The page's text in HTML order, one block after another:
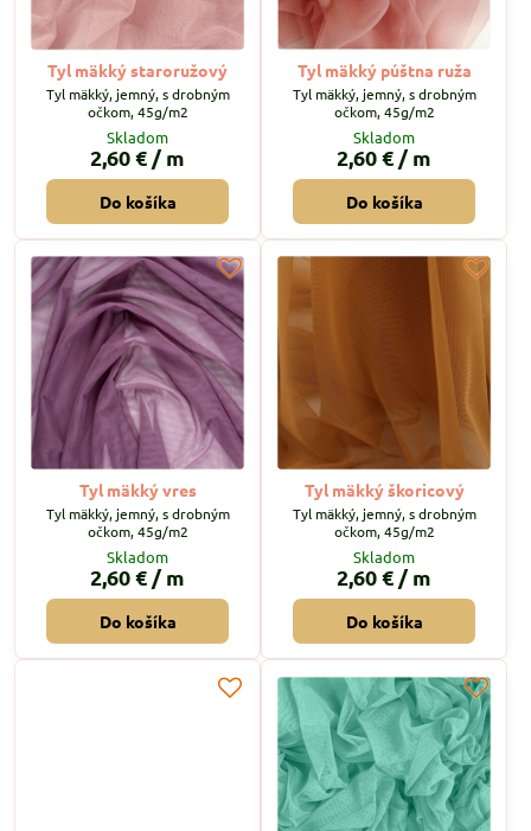
Tyl mäkký staroružový
Tyl mäkký, jemný, s drobným
očkom, 45g/m2
Skladom
2,60 € / m
Do košíka
Tyl mäkký púštna ruža
Tyl mäkký, jemný, s drobným
očkom, 45g/m2
Skladom
2,60 € / m
Do košíka
Tyl mäkký vres
Tyl mäkký, jemný, s drobným
očkom, 45g/m2
Skladom
2,60 € / m
Do košíka
Tyl mäkký škoricový
Tyl mäkký, jemný, s drobným
očkom, 45g/m2
Skladom
2,60 € / m
Do košíka